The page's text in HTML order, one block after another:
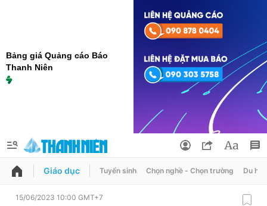
Bảng giá Quảng cáo Báo
Thanh Niên
QUẢNG CÁO ĐẶT BÁO
Giáo dục Tuyển sinh Chọn nghề - Chọn trường Du học
15/06/2023 10:00 GMT+7